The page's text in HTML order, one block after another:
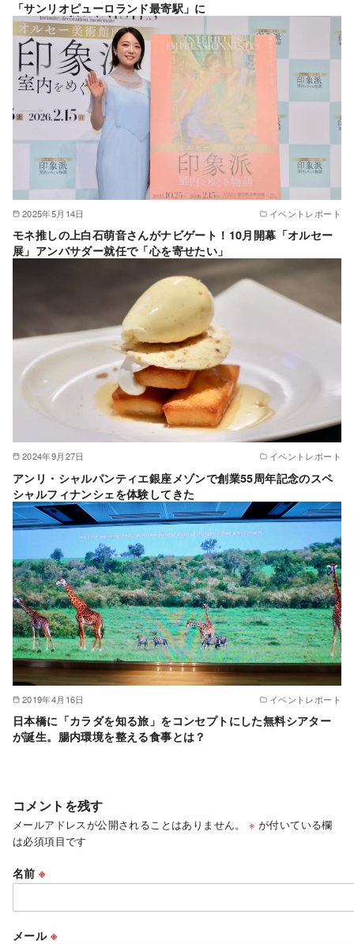
「サンリオピューロランド最寄駅」に
2025年5月14日 イベントレポート
モネ推しの上白石萌音さんがナビゲート！10月開幕「オルセー
展」アンバサダー就任で「心を寄せたい」
2024年9月27日 イベントレポート
アンリ・シャルパンティエ銀座メゾンで創業55周年記念のスペ
シャルフィナンシェを体験してきた
2019年4月16日 イベントレポート
日本橋に「カラダを知る旅」をコンセプトにした無料シアター
が誕生。腸内環境を整える食事とは？
コメントを残す
メールアドレスが公開されることはありません。 ※ が付いている欄
は必須項目です
名前※
メール ※